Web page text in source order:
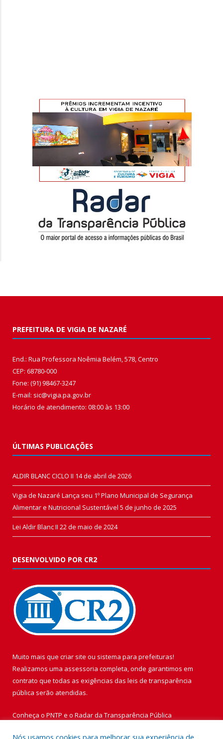
PREFEITURA DE VIGIA DE NAZARÉ
End.: Rua Professora Noêmia Belém, 578, Centro
CEP: 68780-000
Fone: (91) 98467-3247
E-mail: sic@vigia.pa.gov.br
Horário de atendimento: 08:00 às 13:00
ÚLTIMAS PUBLICAÇÕES
ALDIR BLANC CICLO II 14 de abril de 2026
Vigia de Nazaré Lança seu 1º Plano Municipal de Segurança
Alimentar e Nutricional Sustentável 5 de junho de 2025
Lei Aldir Blanc II 22 de maio de 2024
DESENVOLVIDO POR CR2
Muito mais que criar site ou sistema para prefeituras!
Realizamos uma assessoria completa, onde garantimos em
contrato que todas as exigências das leis de transparência
pública serão atendidas.
Conheça o PNTP e o Radar da Transparência Pública
Nós usamos cookies para melhorar sua experiência de